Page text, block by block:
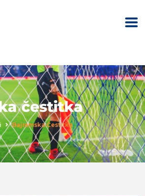
čestitka
Bajramska Čestitka